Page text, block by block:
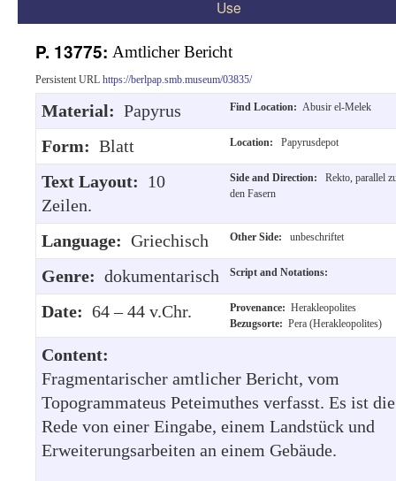
Use
P. 13775: Amtlicher Bericht
Persistent URL https://berlpap.smb.museum/03835/
Material: Papyrus Find Location: Abusir el-Melek
Form: Blatt Location: Papyrusdepot
Text Layout: 10
Zeilen.
Side and Direction:
Rekto, parallel
den Fasern
Language: Griechisch Other Side: unbeschriftet
Genre: dokumentarisch Script and Notations:
Date: 64 – 44 v.Chr. Provenance: Herakleopolites
Bezugsorte: Pera (Herakleopolites)
Content:
Fragmentarischer amtlicher Bericht, vom
Topogrammateus Peteimuthes verfasst. Es ist die
Rede von einer Eingabe, einem Landstück und
Erweiterungsarbeiten an einem Gebäude.